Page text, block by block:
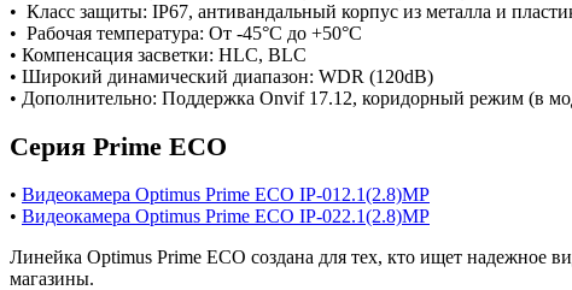
• Класс защиты: IP67, антивандальный корпус из металла и
• Рабочая температура: От -45°C до +50°C
• Компенсация засветки: HLC, BLC
• Широкий динамический диапазон: WDR (120dB)
• Дополнительно: Поддержка Onvif 17.12, коридорный режим (в
Серия Prime ECO
• Видеокамера Optimus Prime ECO IP-012.1(2.8)MP
• Видеокамера Optimus Prime ECO IP-022.1(2.8)MP
Линейка Optimus Prime ECO создана для тех, кто ищет надежное
магазины.